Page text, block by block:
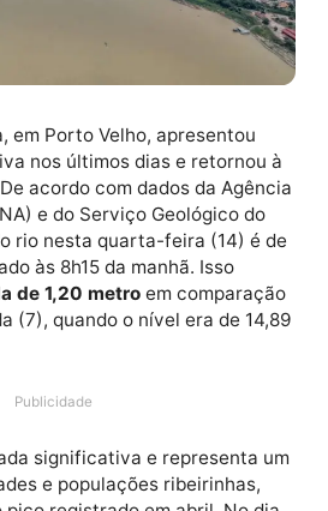
em Porto Velho, apresentou
nos últimos dias e retornou
De acordo com dados da
e do Serviço Geológico do
do rio nesta quarta-feira (14) é
de 1,20 metro
(7), quando o nível era de